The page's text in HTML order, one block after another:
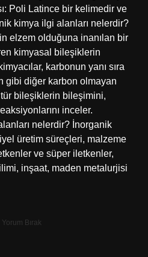
Poli Latince bir kelimedir ve
kimya ilgi alanları nelerdir?
elzem olduğuna inanılan bir
kimyasal bileşiklerin
karbonun yanı sıra
gibi diğer karbon olmayan
bileşiklerin bileşimini,
inceler.
nelerdir? İnorganik
üretim süreçleri, malzeme
ve süper iletkenler,
inşaat, maden metalurjisi
Yorum Bırak